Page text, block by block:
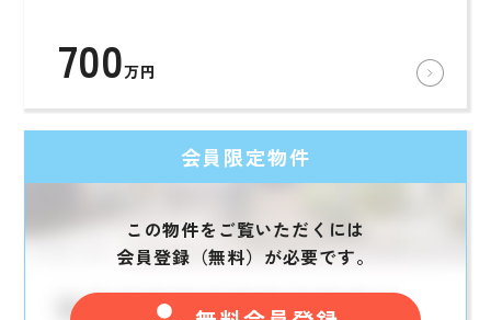
700万円
会員限定物件
この物件をご覧いただくには
会員登録（無料）が必要です。